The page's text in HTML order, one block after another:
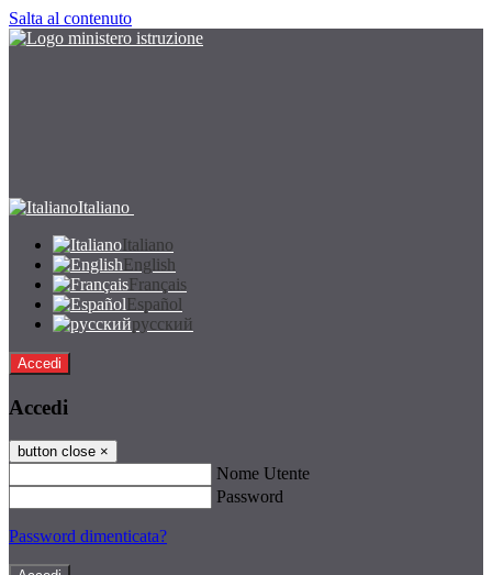
Salta al contenuto
Italiano
Italiano
English
Français
Español
русский
Accedi
Accedi
button close ×
Nome Utente
Password
Password dimenticata?